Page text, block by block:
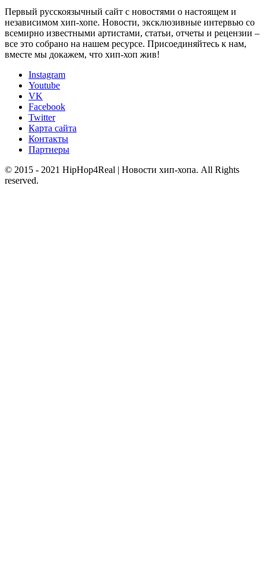
Первый русскоязычный сайт с новостями о настоящем и
независимом хип-хопе. Новости, эксклюзивные интервью со
всемирно известными артистами, статьи, отчеты и рецензии –
все это собрано на нашем ресурсе. Присоединяйтесь к нам,
вместе мы докажем, что хип-хоп жив!
Instagram
Youtube
VK
Facebook
Twitter
Карта сайта
Контакты
Партнеры
© 2015 - 2021 HipHop4Real | Новости хип-хопа. All Rights
reserved.